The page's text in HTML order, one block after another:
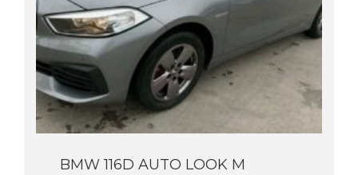
BMW 116D AUTO LOOK M